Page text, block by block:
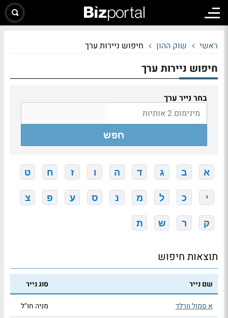
ראשי שוק ההון חיפוש ניירות ערך
חיפוש ניירות ערך
בחר נייר ערך
חפש
א ב ג ד ה ו ז ח ט
י כ ל מ נ ס ע פ צ
ק ר ש ת
תוצאות חיפוש
שם נייר סוג נייר
א סמול וורלד מניה חו"ל